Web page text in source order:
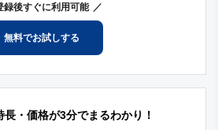
録後すぐに利用可能
無料でお試しする
・価格が3分でまるわかり！